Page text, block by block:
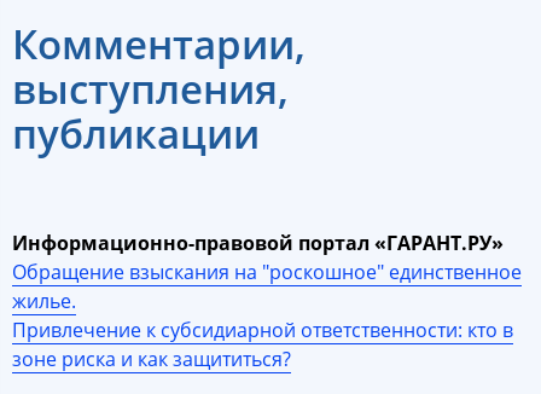
Комментарии,
выступления,
публикации
Информационно-правовой портал «ГАРАНТ.РУ»
Обращение взыскания на "роскошное" единственное
жилье.
Привлечение к субсидиарной ответственности: кто в
зоне риска и как защититься?